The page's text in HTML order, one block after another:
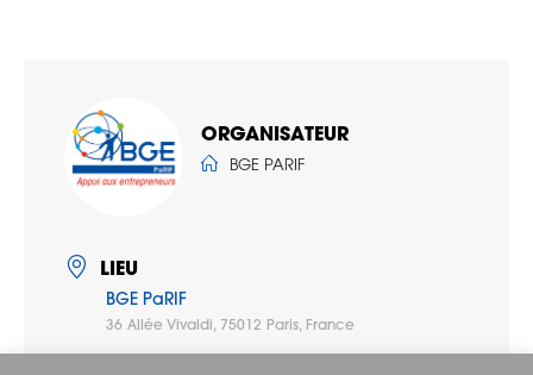
ORGANISATEUR
BGE PARIF
LIEU
BGE PaRIF
36 Allée Vivaldi, 75012 Paris, France